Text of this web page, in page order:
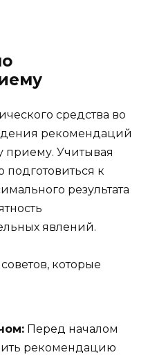
средства во
рекомендаций
приему. Учитывая
подготовиться к
результата
явлений.
которые
Перед началом
рекомендацию